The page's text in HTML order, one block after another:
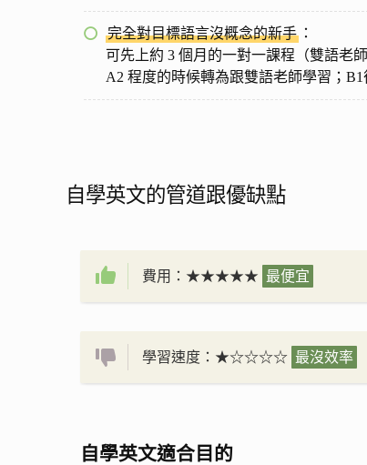
完全對目標語言沒概念的新手 ：
可先上約 3 個月的一對一課程（雙語老
A2 程度的時候轉為跟雙語老師學習；B1
自學英文的管道跟優缺點
費用：★★★★★ 最便宜
學習速度：★☆☆☆☆ 最沒效率
自學英文適合目的